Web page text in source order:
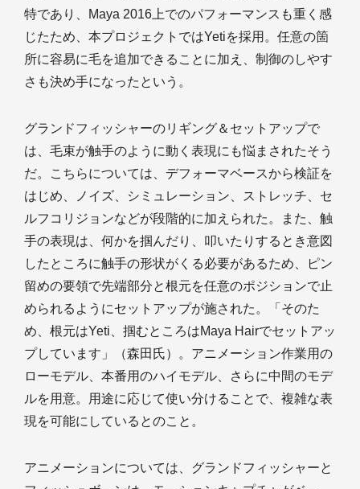
特であり、Maya 2016上でのパフォーマンスも重く感
じたため、本プロジェクトではYetiを採用。任意の箇
所に容易に毛を追加できることに加え、制御のしやす
さも決め手になったという。
グランドフィッシャーのリギング＆セットアップで
は、毛束が触手のように動く表現にも悩まされたそう
だ。こちらについては、デフォーマベースから検証を
はじめ、ノイズ、シミュレーション、ストレッチ、セ
ルフコリジョンなどが段階的に加えられた。また、触
手の表現は、何かを掴んだり、叩いたりするとき意図
したところに触手の形状がくる必要があるため、ピン
留めの要領で先端部分と根元を任意のポジションで止
められるようにセットアップが施された。「そのた
め、根元はYeti、掴むところはMaya Hairでセットアッ
プしています」（森田氏）。アニメーション作業用の
ローモデル、本番用のハイモデル、さらに中間のモデ
ルを用意。用途に応じて使い分けることで、複雑な表
現を可能にしているとのこと。
アニメーションについては、グランドフィッシャーと